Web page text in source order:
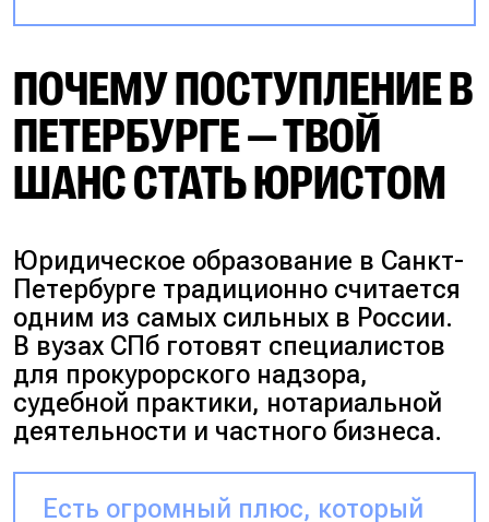
ПОЧЕМУ ПОСТУПЛЕНИЕ В
ПЕТЕРБУРГЕ — ТВОЙ
ШАНС СТАТЬ ЮРИСТОМ
Юридическое образование в Санкт-
Петербурге традиционно считается
одним из самых сильных в России.
В вузах СПб готовят специалистов
для прокурорского надзора,
судебной практики, нотариальной
деятельности и частного бизнеса.
Есть огромный плюс, который